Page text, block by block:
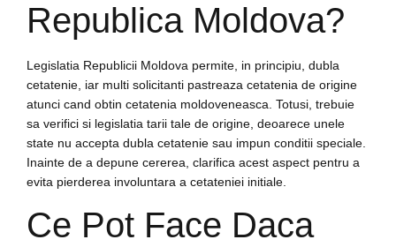
Republica Moldova?
Legislatia Republicii Moldova permite, in principiu, dubla
cetatenie, iar multi solicitanti pastreaza cetatenia de origine
atunci cand obtin cetatenia moldoveneasca. Totusi, trebuie
sa verifici si legislatia tarii tale de origine, deoarece unele
state nu accepta dubla cetatenie sau impun conditii speciale.
Inainte de a depune cererea, clarifica acest aspect pentru a
evita pierderea involuntara a cetateniei initiale.
Ce Pot Face Daca